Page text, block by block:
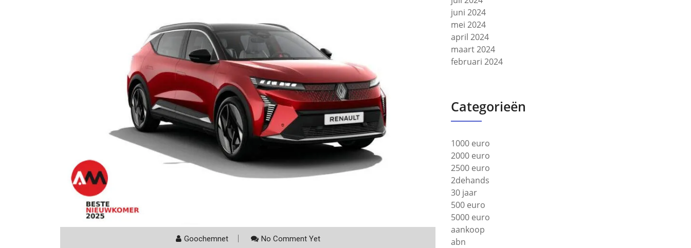
Goochemnet No Comment Yet
juni 2024
mei 2024
april 2024
maart 2024
februari 2024
Categorieën
1000 euro
2000 euro
2500 euro
2dehands
30 jaar
500 euro
5000 euro
aankoop
abn